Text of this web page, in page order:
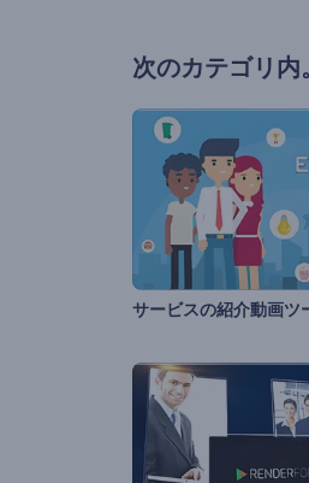
次のカテゴリ内。
サービスの紹介動画ツ